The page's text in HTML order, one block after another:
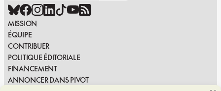
MISSION
ÉQUIPE
CONTRIBUER
POLITIQUE ÉDITORIALE
FINANCEMENT
ANNONCER DANS PIVOT